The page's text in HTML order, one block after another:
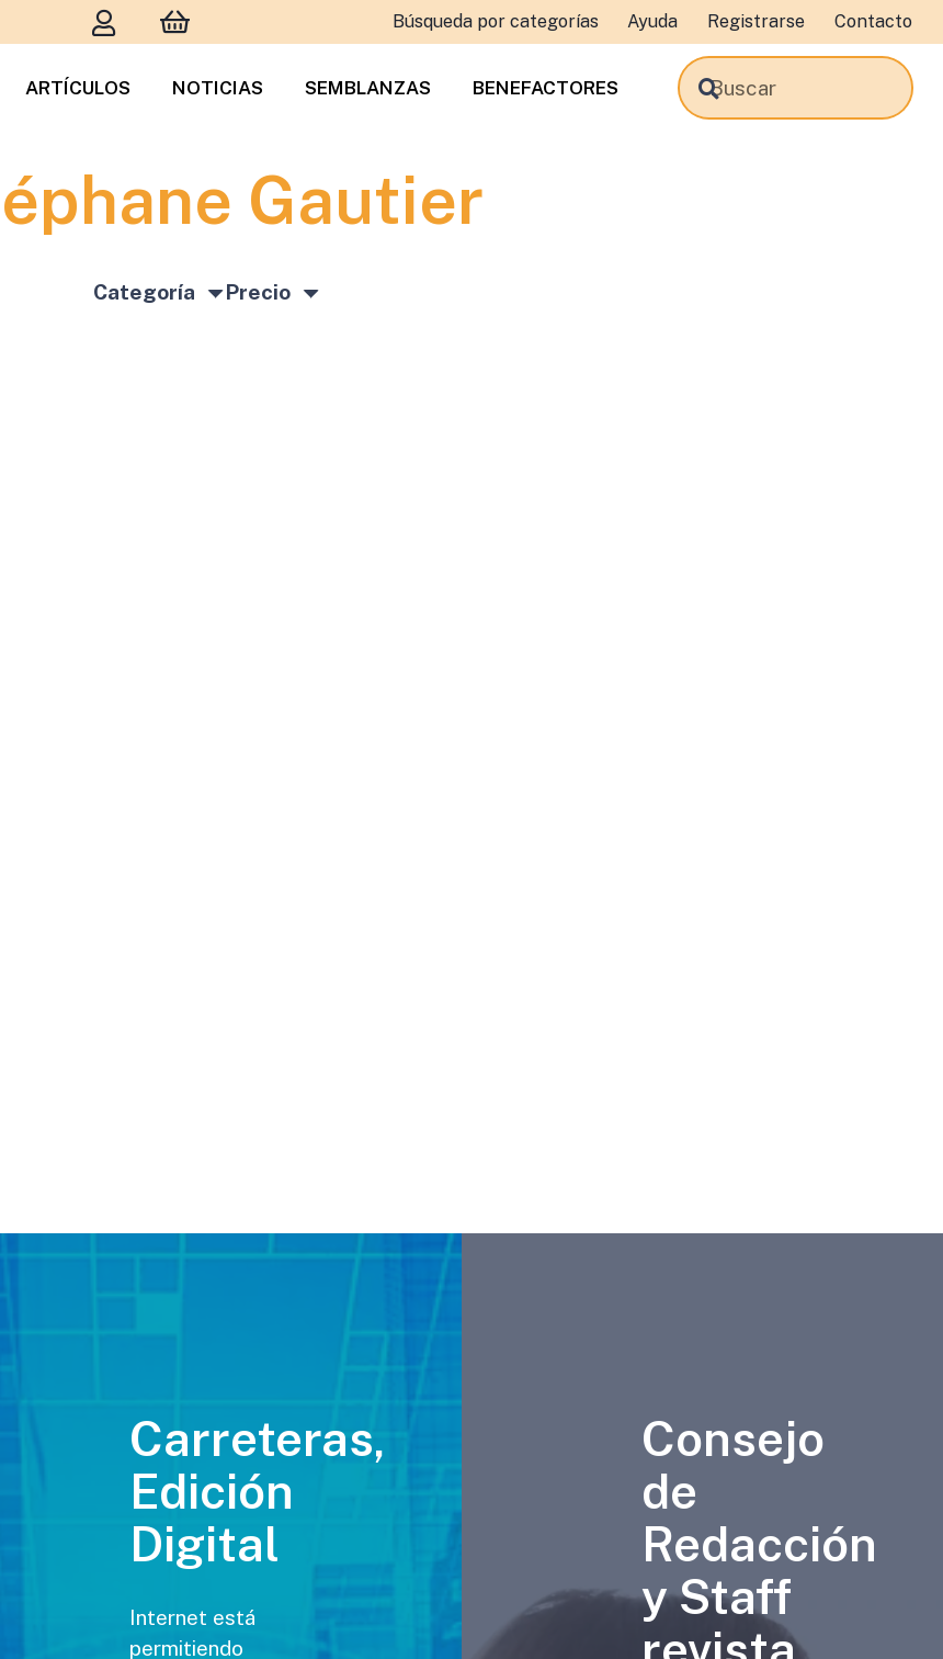
Búsqueda por categorías Ayuda Registrarse Contacto
ARTÍCULOS NOTICIAS SEMBLANZAS BENEFACTORES
Gautier
Categoría Precio
Carreteras,
Edición
Digital
Internet está
permitiendo
Consejo
de
Redacción
y Staff